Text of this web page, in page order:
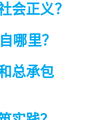
会正义？
哪里？
总承包